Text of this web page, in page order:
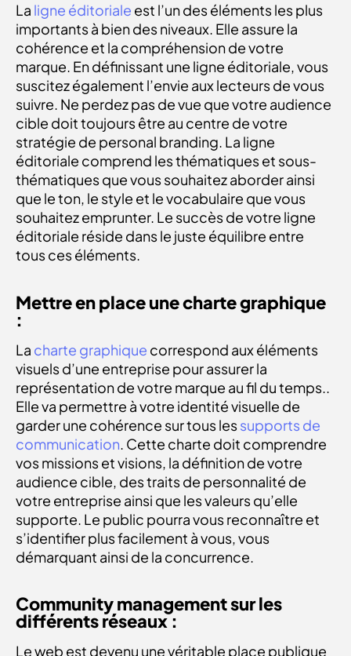
La ligne éditoriale est l’un des éléments les plus
importants à bien des niveaux. Elle assure la
cohérence et la compréhension de votre
marque. En définissant une ligne éditoriale, vous
suscitez également l’envie aux lecteurs de vous
suivre. Ne perdez pas de vue que votre audience
cible doit toujours être au centre de votre
stratégie de personal branding. La ligne
éditoriale comprend les thématiques et sous-
thématiques que vous souhaitez aborder ainsi
que le ton, le style et le vocabulaire que vous
souhaitez emprunter. Le succès de votre ligne
éditoriale réside dans le juste équilibre entre
tous ces éléments.
Mettre en place une charte graphique
:
La charte graphique correspond aux éléments
visuels d’une entreprise pour assurer la
représentation de votre marque au fil du temps..
Elle va permettre à votre identité visuelle de
garder une cohérence sur tous lessupports de
communication. Cette charte doit comprendre
vos missions et visions, la définition de votre
audience cible, des traits de personnalité de
votre entreprise ainsi que les valeurs qu’elle
supporte. Le public pourra vous reconnaître et
s’identifier plus facilement à vous, vous
démarquant ainsi de la concurrence.
Community management sur les
différents réseaux :
Le web est devenu une véritable place publique